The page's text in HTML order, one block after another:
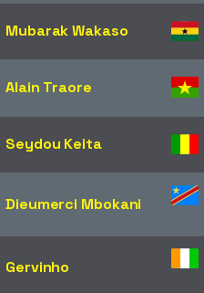
Mubarak Wakaso
Alain Traore
Seydou Keita
Dieumerci Mbokani
Gervinho